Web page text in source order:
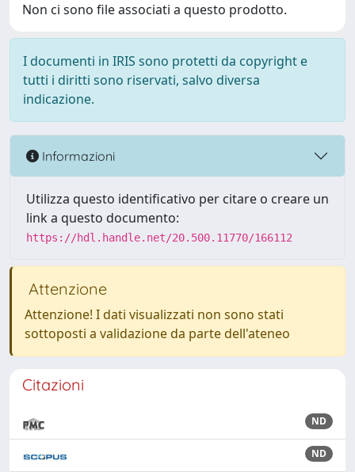
Non ci sono file associati a questo prodotto.
I documenti in IRIS sono protetti da copyright e
tutti i diritti sono riservati, salvo diversa
indicazione.
Informazioni
Utilizza questo identificativo per citare o creare un
link a questo documento:
https://hdl.handle.net/20.500.11770/166112
Attenzione
Attenzione! I dati visualizzati non sono stati
sottoposti a validazione da parte dell'ateneo
Citazioni
ND
ND